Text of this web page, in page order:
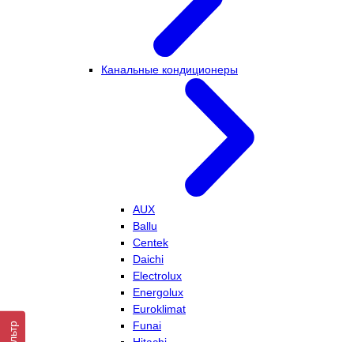
Канальные кондиционеры
AUX
Ballu
Centek
Daichi
Electrolux
Energolux
Euroklimat
Funai